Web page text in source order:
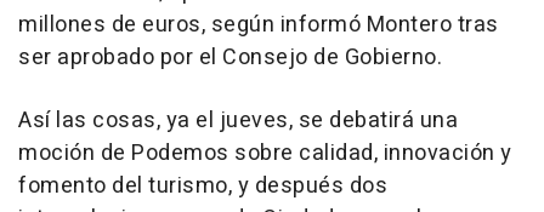
millones de euros, según informó Montero tras
ser aprobado por el Consejo de Gobierno.
Así las cosas, ya el jueves, se debatirá una
moción de Podemos sobre calidad, innovación y
fomento del turismo, y después dos